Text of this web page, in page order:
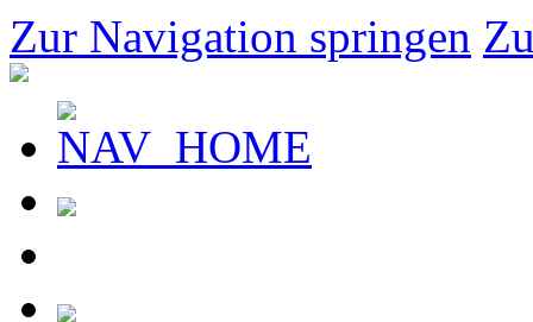
Zur Navigation springen